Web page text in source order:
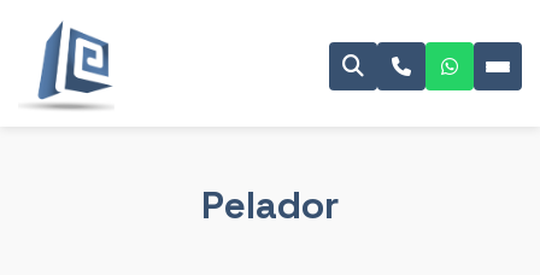
Pelador